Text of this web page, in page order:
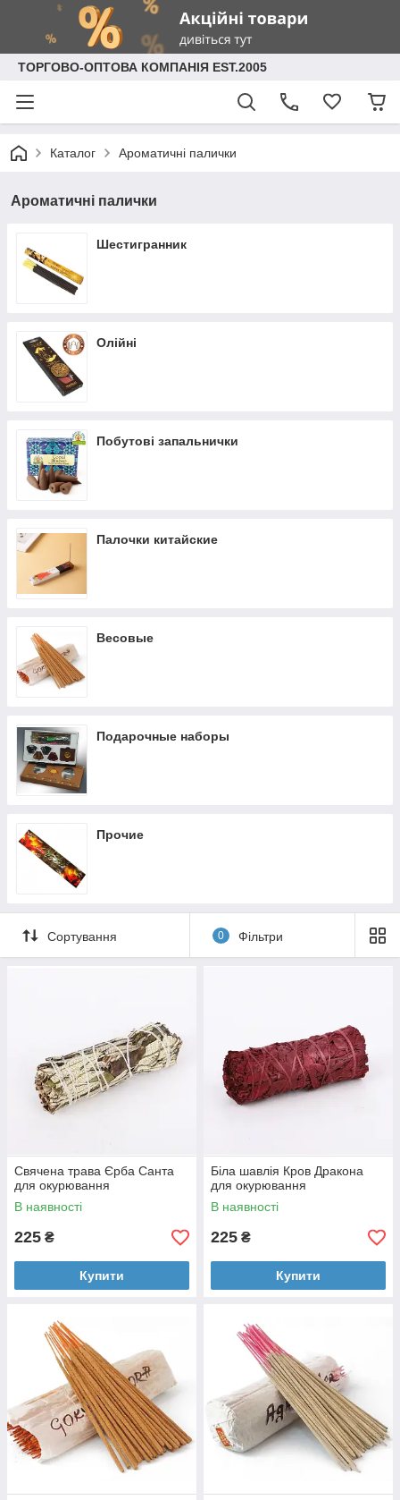
ТОРГОВО-ОПТОВА КОМПАНІЯ EST.2005
Каталог Ароматичні палички
Ароматичні палички
Шестигранник
Олійні
Побутові запальнички
Палочки китайские
Весовые
Подарочные наборы
Прочие
Сортування 0 Фільтри
Свячена трава Єрба Санта
для окурювання
В наявності
225 ₴
Купити
Біла шавлія Кров Дракона
для окурювання
В наявності
225 ₴
Купити